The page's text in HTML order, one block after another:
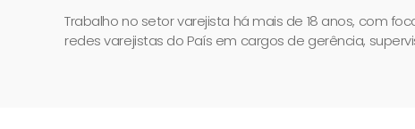
Trabalho no setor varejista há mais de 18 anos, com
redes varejistas do País em cargos de gerência,